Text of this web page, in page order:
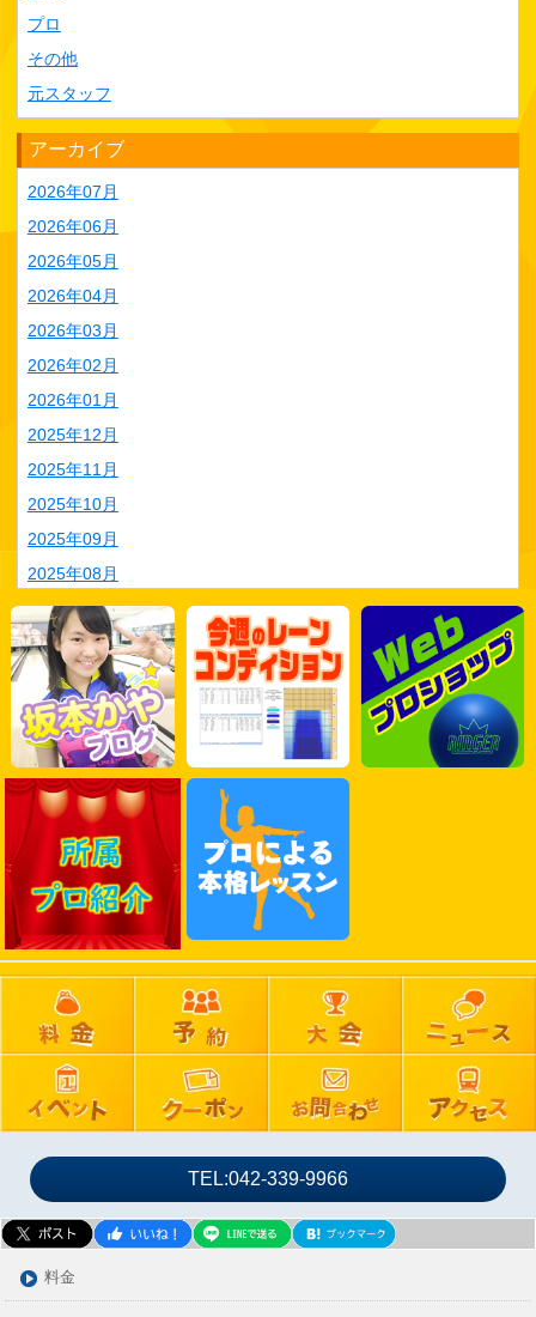
プロ
その他
元スタッフ
アーカイブ
2026年07月
2026年06月
2026年05月
2026年04月
2026年03月
2026年02月
2026年01月
2025年12月
2025年11月
2025年10月
2025年09月
2025年08月
2025年07月
2025年06月
2025年05月
2025年04月
2025年03月
2025年02月
2025年01月
2024年12月
2024年11月
2024年10月
2024年09月
2024年08月
2024年07月
2024年06月
2024年05月
2024年04月
2024年03月
2024年02月
2024年01月
2023年12月
2023年11月
TEL:042-339-9966
料金